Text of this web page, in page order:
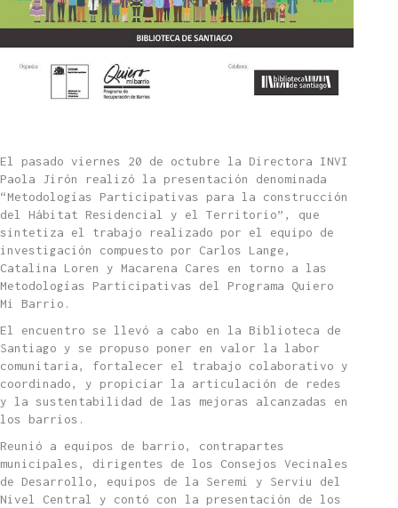
El pasado viernes 20 de octubre la Directora INVI
Paola Jirón realizó la presentación denominada
“Metodologías Participativas para la construcción
del Hábitat Residencial y el Territorio”, que
sintetiza el trabajo realizado por el equipo de
investigación compuesto por Carlos Lange,
Catalina Loren y Macarena Cares en torno a las
Metodologías Participativas del Programa Quiero
Mi Barrio.
El encuentro se llevó a cabo en la Biblioteca de
Santiago y se propuso poner en valor la labor
comunitaria, fortalecer el trabajo colaborativo y
coordinado, y propiciar la articulación de redes
y la sustentabilidad de las mejoras alcanzadas en
los barrios.
Reunió a equipos de barrio, contrapartes
municipales, dirigentes de los Consejos Vecinales
de Desarrollo, equipos de la Seremi y Serviu del
Nivel Central y contó con la presentación de los